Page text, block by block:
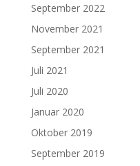
September 2022
November 2021
September 2021
Juli 2021
Juli 2020
Januar 2020
Oktober 2019
September 2019